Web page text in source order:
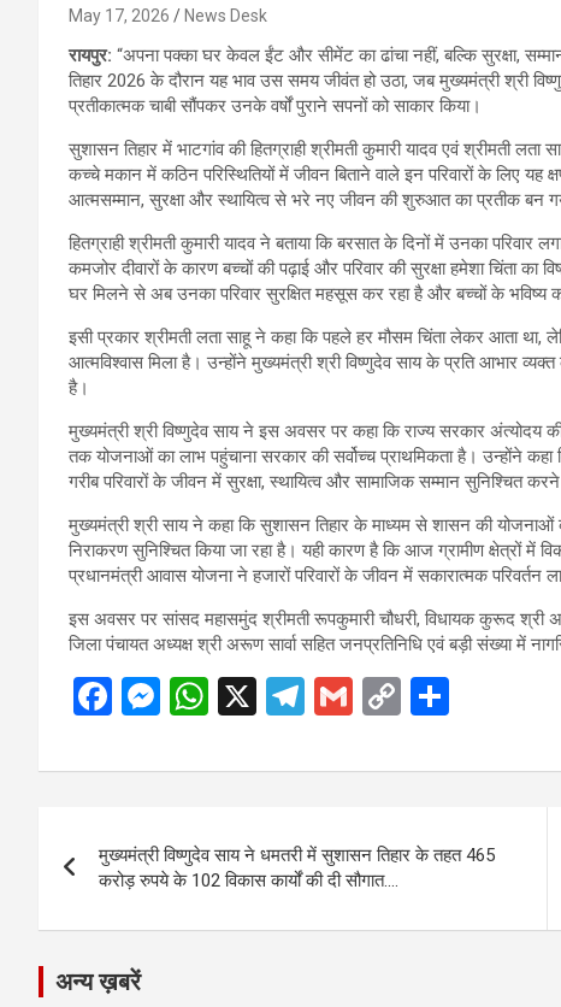
May 17, 2026 News Desk
रायपुर: “अपना पक्का घर केवल ईंट और सीमेंट का ढांचा नहीं, बल्कि सुरक्षा,
तिहार 2026 के दौरान यह भाव उस समय जीवंत हो उठा, जब मुख्यमंत्री श्री
प्रतीकात्मक चाबी सौंपकर उनके वर्षों पुराने सपनों को साकार किया।
सुशासन तिहार में भाटगांव की हितग्राही श्रीमती कुमारी यादव एवं श्रीमती
कच्चे मकान में कठिन परिस्थितियों में जीवन बिताने वाले इन परिवारों के लिए
आत्मसम्मान, सुरक्षा और स्थायित्व से भरे नए जीवन की शुरुआत का प्रतीक बन
हितग्राही श्रीमती कुमारी यादव ने बताया कि बरसात के दिनों में उनका
कमजोर दीवारों के कारण बच्चों की पढ़ाई और परिवार की सुरक्षा हमेशा चिंता
घर मिलने से अब उनका परिवार सुरक्षित महसूस कर रहा है और बच्चों के भविष्य
इसी प्रकार श्रीमती लता साहू ने कहा कि पहले हर मौसम चिंता लेकर आता
आत्मविश्वास मिला है। उन्होंने मुख्यमंत्री श्री विष्णुदेव साय के प्रति आभार
है।
मुख्यमंत्री श्री विष्णुदेव साय ने इस अवसर पर कहा कि राज्य सरकार अंत्योदय
तक योजनाओं का लाभ पहुंचाना सरकार की सर्वोच्च प्राथमिकता है। उन्होंने
गरीब परिवारों के जीवन में सुरक्षा, स्थायित्व और सामाजिक सम्मान सुनिश्चित
मुख्यमंत्री श्री साय ने कहा कि सुशासन तिहार के माध्यम से शासन की
निराकरण सुनिश्चित किया जा रहा है। यही कारण है कि आज ग्रामीण क्षेत्रों में
प्रधानमंत्री आवास योजना ने हजारों परिवारों के जीवन में सकारात्मक
इस अवसर पर सांसद महासमुंद श्रीमती रूपकुमारी चौधरी, विधायक कुरूद श्री
जिला पंचायत अध्यक्ष श्री अरूण सार्वा सहित जनप्रतिनिधि एवं बड़ी संख्या में
F
ce
o
o
k
M
se
g
er
W
at
A
p
p
X
T
e
a
m
G
ail
C
py
n
ar
navigation
मुख्यमंत्री विष्णुदेव साय ने धमतरी में सुशासन तिहार के तहत 465
करोड़ रुपये के 102 विकास कार्यों की दी सौगात….
अन्य ख़बरें